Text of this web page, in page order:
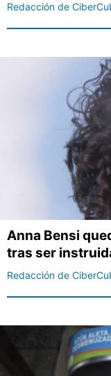
Redacción de
Anna Bensi
tras ser
Redacción de